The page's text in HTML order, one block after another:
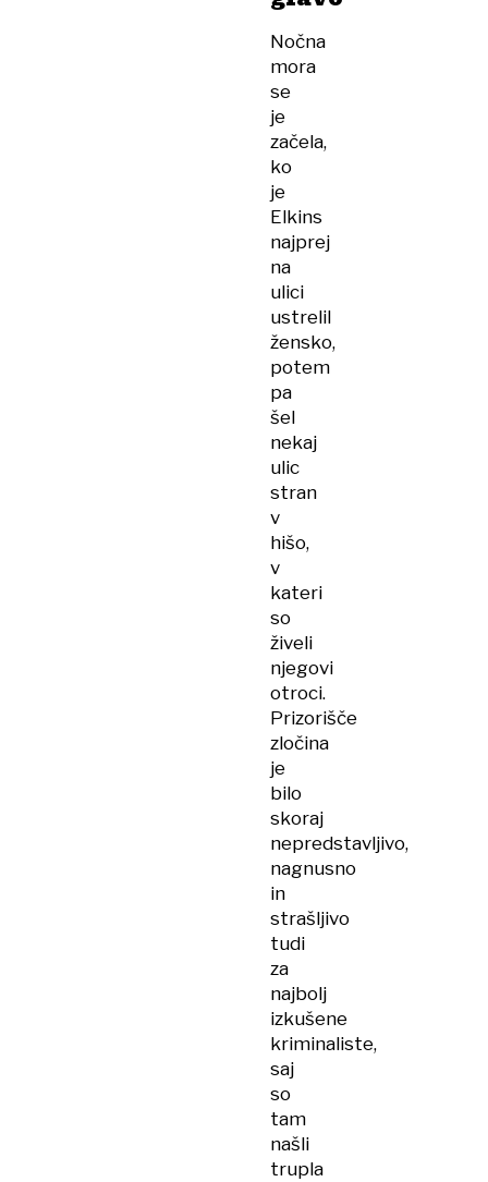
Nočna
mora
se
je
začela,
ko
je
Elkins
najprej
na
ulici
ustrelil
žensko,
potem
pa
šel
nekaj
ulic
stran
v
hišo,
v
kateri
so
živeli
njegovi
otroci.
Prizorišče
zločina
je
bilo
skoraj
nepredstavljivo,
nagnusno
in
strašljivo
tudi
za
najbolj
izkušene
kriminaliste,
saj
so
tam
našli
trupla